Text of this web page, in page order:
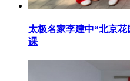
太极名家李建中“北京
课